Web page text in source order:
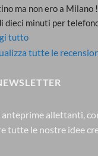
ma non ero a Milano
dieci minuti per
tutto
tutte le
allettanti,
tutte le nostre idee